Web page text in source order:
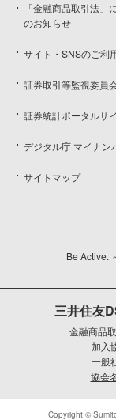
「金融商品取引法
のお知らせ
サイト・SNSのご利
証券取引等監視委員
証券統計ポータルサ
デジタル庁 マイナン
サイトマップ
Be Active.
三井住友
金融商品
加入
一般
協会
Copyright ©